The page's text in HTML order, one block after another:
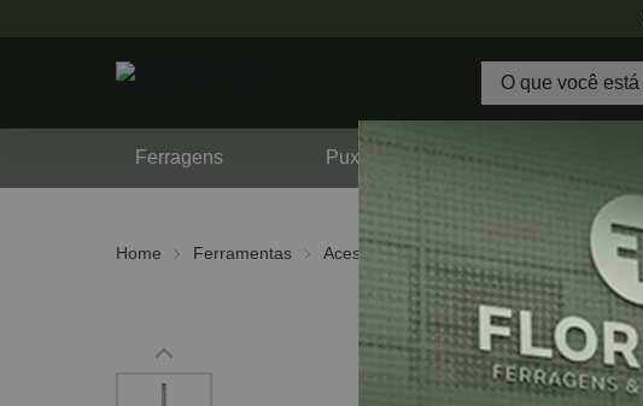
Ferragens Puxadores
Home Ferramentas Acessórios Brocas